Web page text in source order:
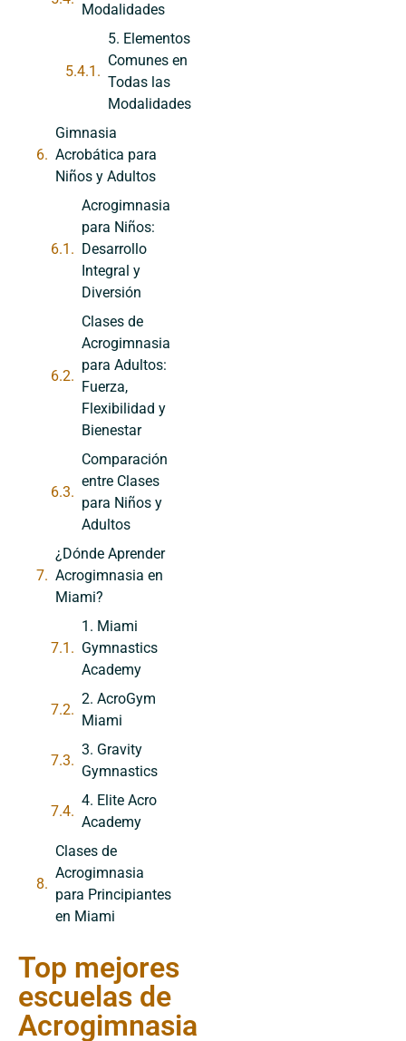
Modalidades
5. Elementos
Comunes en
Todas las
Modalidades
Gimnasia
Acrobática para
Niños y Adultos
Acrogimnasia
para Niños:
Desarrollo
Integral y
Diversión
Clases de
Acrogimnasia
para Adultos:
Fuerza,
Flexibilidad y
Bienestar
Comparación
entre Clases
para Niños y
Adultos
¿Dónde Aprender
Acrogimnasia en
Miami?
1. Miami
Gymnastics
Academy
2. AcroGym
Miami
3. Gravity
Gymnastics
4. Elite Acro
Academy
Clases de
Acrogimnasia
para Principiantes
en Miami
Top mejores
escuelas de
Acrogimnasia